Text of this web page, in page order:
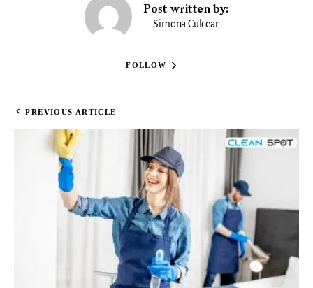
Post written by:
Simona Culcear
FOLLOW
PREVIOUS ARTICLE